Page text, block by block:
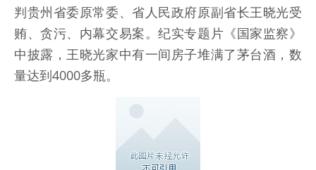
判贵州省委原常委、省人民政府原副省长王晓光受
贿、贪污、内幕交易案。纪实专题片《国家监察》
中披露，王晓光家中有一间房子堆满了茅台酒，数
量达到4000多瓶。